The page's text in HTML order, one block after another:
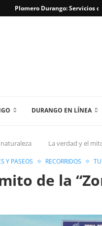
Plomero Durango: Servicios
DURANGO EN LÍNEA
La verdad y el
Y PASEOS RECORRIDOS
de la